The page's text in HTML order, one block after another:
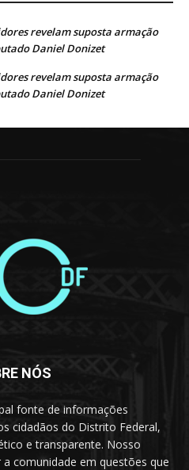
revelam suposta armação
Daniel Donizet
revelam suposta armação
Daniel Donizet
NÓS
fonte de informações
cidadãos do Distrito Federal,
e transparente. Nosso
comunidade em questões que